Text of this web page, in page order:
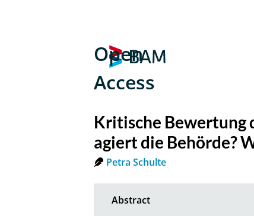
Open
Access
Kritische Bewertung
agiert die Behörde?
Petra Schulte